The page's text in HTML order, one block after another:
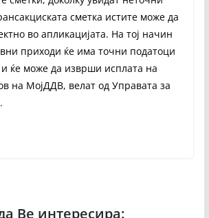
сметка истите може да
во апликацијата. На тој начин
приходи ќе има точни податоци
и ќе може да изврши исплата на
на МојДДВ, велат од Управата за